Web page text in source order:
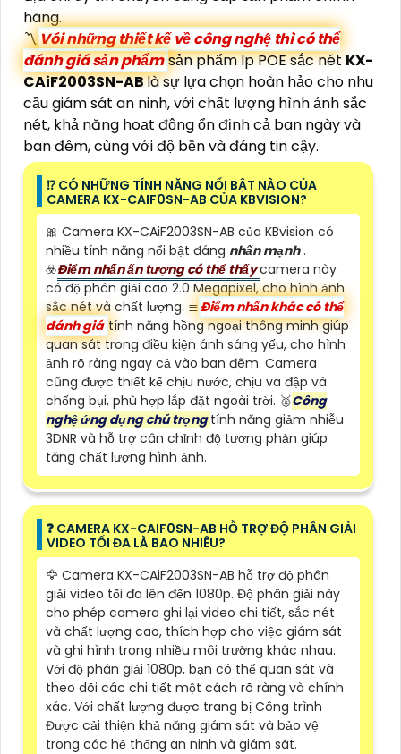
hãng.
〽Vói những thiết kế về công nghệ thì có thể
đánh giá sản phẩmsản phẩm Ip POE sắc nétKX-
CAiF2003SN-ABlà sự lựa chọn hoàn hảo cho nhu
cầu giám sát an ninh, với chất lượng hình ảnh sắc
nét, khả năng hoạt động ổn định cả ban ngày và
ban đêm, cùng với độ bền và đáng tin cậy.
⁉️ CÓ NHỮNG TÍNH NĂNG NỔI BẬT NÀO CỦA
CAMERA KX-CAIF0SN-AB CỦA KBVISION?
🎀 Camera KX-CAiF2003SN-AB của KBvision có
nhiều tính năng nổi bật đáng nhấn mạnh.
☣️Điểm nhấn ấn tượng có thể thấycamera này
có độ phân giải cao 2.0 Megapixel, cho hình ảnh
sắc nét và chất lượng. ≣ Điểm nhấn khác có thể
đánh giá tính năng hồng ngoại thông minh giúp
quan sát trong điều kiện ánh sáng yếu, cho hình
ảnh rõ ràng ngay cả vào ban đêm. Camera
cũng được thiết kế chịu nước, chịu va đập và
chống bụi, phù hợp lắp đặt ngoài trời. ️🥈Công
nghệ ứng dụng chú trọngtính năng giảm nhiễu
3DNR và hỗ trợ cân chỉnh độ tương phản giúp
tăng chất lượng hình ảnh.
️❓ CAMERA KX-CAIF0SN-AB HỖ TRỢ ĐỘ PHÂN GIẢI
VIDEO TỐI ĐA LÀ BAO NHIÊU?
🦅 Camera KX-CAiF2003SN-AB hỗ trợ độ phân
giải video tối đa lên đến 1080p. Độ phân giải này
cho phép camera ghi lại video chi tiết, sắc nét
và chất lượng cao, thích hợp cho việc giám sát
và ghi hình trong nhiều môi trường khác nhau.
Với độ phân giải 1080p, bạn có thể quan sát và
theo dõi các chi tiết một cách rõ ràng và chính
xác. Với chất lượng được trang bị Công trình
Được cải thiện khả năng giám sát và bảo vệ
trong các hệ thống an ninh và giám sát.